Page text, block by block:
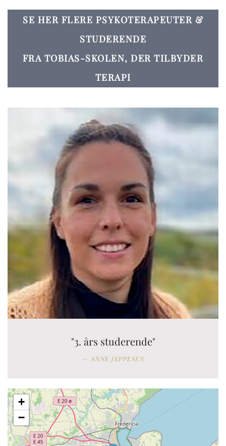
SE HER FLERE PSYKOTERAPEUTER &
STUDERENDE
FRA TOBIAS-SKOLEN, DER TILBYDER
TERAPI
"3. års studerende"
ANNE JEPPESEN
+
−